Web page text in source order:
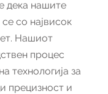
дека нашите
со највисок
Нашиот
процес
технологија за
прецизност и